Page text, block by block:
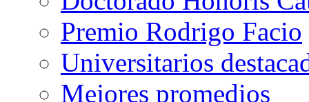
Premio Rodrigo Facio
Universitarios
Mejores promedios